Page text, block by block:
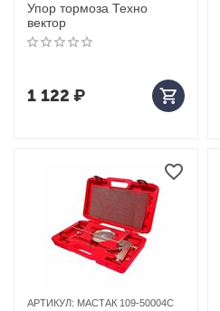
Упор тормоза Техно
вектор
1 122 ₽
АРТИКУЛ: МАСТАК 109-50004C